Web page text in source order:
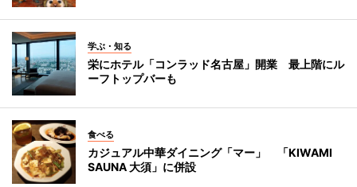
学ぶ・知る
栄にホテル「コンラッド名古屋」開業 最上階にル
ーフトップバーも
食べる
カジュアル中華ダイニング「マー」 「KIWAMI
SAUNA 大須」に併設